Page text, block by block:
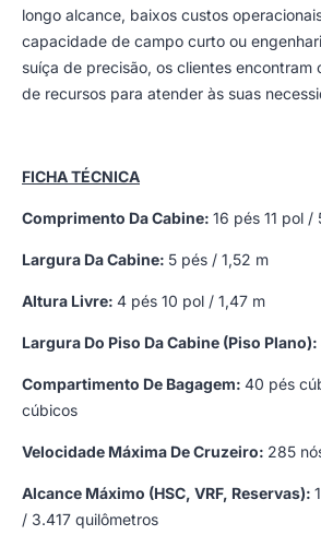
longo alcance, baixos custos
capacidade de campo curto ou
suíça de precisão, os clientes encontram
de recursos para atender às suas
FICHA TÉCNICA
Comprimento Da Cabine: 16 pés 11 pol /
Largura Da Cabine: 5 pés / 1,52 m
Altura Livre: 4 pés 10 pol / 1,47 m
Largura Do Piso Da Cabine (Piso Plano):
Compartimento De Bagagem: 40 pés
cúbicos
Velocidade Máxima De Cruzeiro: 285
Alcance Máximo (HSC, VRF, Reservas):
/ 3.417 quilômetros